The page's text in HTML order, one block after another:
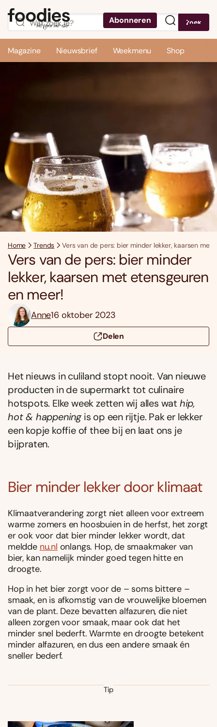
Abonneren Zoek
Magazine Nieuwsbrief Weekmenu Shop
Home Trends Vers van de pers: bier minder lekker, kaarsen met
Vers van de pers: bier minder
lekker, kaarsen met etensgeuren
en meer!
Anne16 oktober 2023
Delen
Het nieuws in culiland stopt nooit. Van nieuwe
producten in de supermarkt tot culinaire
hotspots. Elke week zetten wij alles wat hip,
hot & happeningis op een rijtje. Pak er lekker
een kopje koffie of thee bij en laat ons je
bijpraten.
Bier minder lekker door klimaat
Klimaatverandering zorgt niet alleen voor extreem
warme zomers en hoosbuien in de herfst, het zorgt
er ook voor dat bier minder lekker wordt, dat
meldde nu.nl onlangs. Hop, de smaakmaker van
bier, kan namelijk minder goed tegen hitte en
droogte.
Hop in het bier zorgt voor de – soms bittere –
smaak, en is afkomstig van de vrouwelijke bloemen
van de plant. Deze bevatten alfazuren, die niet
alleen zorgen voor smaak, maar ook dat het
minder snel bederft. Warmte en droogte betekent
minder alfazuren, en dus een andere smaak én
sneller bederf.
Tip